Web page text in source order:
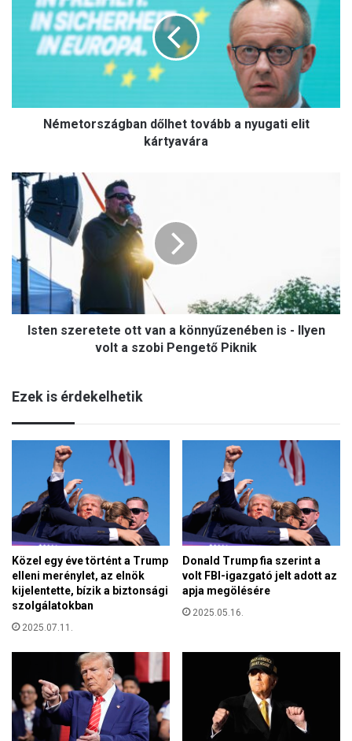
tovább
nyugati
Németországban dőlhet tovább a nyugati elit
kártyavára
Isten
szeretete
ott
van
könnyűzenében
is
-
Ilyen
Piknik
Isten szeretete ott van a könnyűzenében is - Ilyen
volt a szobi Pengető Piknik
Ezek is érdekelhetik
Közel egy éve történt a Trump
elleni merénylet, az elnök
kijelentette, bízik a biztonsági
szolgálatokban
2025.07.11.
Donald Trump fia szerint a
volt FBI-igazgató jelt adott az
apja megölésére
2025.05.16.